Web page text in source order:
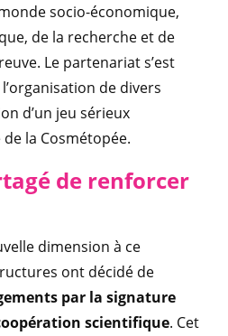
socio-économique,
de la recherche et de
Le partenariat s’est
de divers
d’un jeu sérieux
la Cosmétopée.
de renforcer
dimension à ce
ont décidé de
par la signature
scientifique. Cet